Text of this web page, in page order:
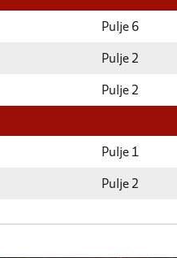
Pulje 6
Pulje 2
Pulje 2
Pulje 1
Pulje 2